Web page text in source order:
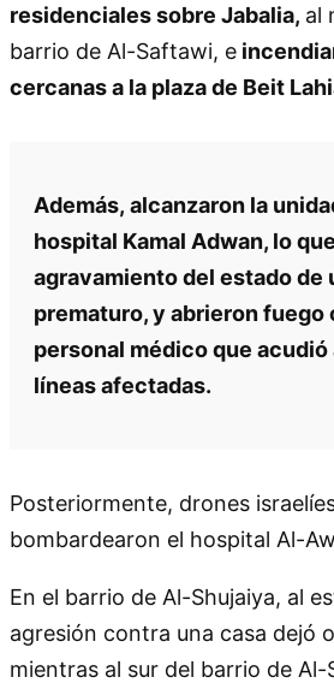
residenciales sobre Jabalia, al
barrio de Al-Saftawi, e
cercanas a la plaza de Beit
Además, alcanzaron la
hospital Kamal Adwan, lo
agravamiento del estado de
prematuro, y abrieron fuego
personal médico que acudió
líneas afectadas.
Posteriormente, drones
bombardearon el hospital Al-
En el barrio de Al-Shujaiya, al
agresión contra una casa dejó
mientras al sur del barrio de Al-